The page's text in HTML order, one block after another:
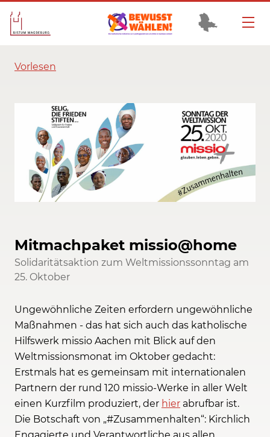
Vorlesen
Mitmachpaket missio@home
Solidaritätsaktion zum Weltmissionssonntag am
25. Oktober
Ungewöhnliche Zeiten erfordern ungewöhnliche
Maßnahmen - das hat sich auch das katholische
Hilfswerk missio Aachen mit Blick auf den
Weltmissionsmonat im Oktober gedacht:
Erstmals hat es gemeinsam mit internationalen
Partnern der rund 120 missio-Werke in aller Welt
einen Kurzfilm produziert, der hier abrufbar ist.
Die Botschaft von „#Zusammenhalten“: Kirchlich